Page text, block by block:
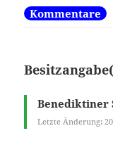
Kommentare
Benediktiner
Letzte Änderung: